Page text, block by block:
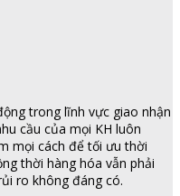
trong lĩnh vực giao nhận
cầu của mọi KH luôn
mọi cách để tối ưu thời
thời hàng hóa vẫn phải
ro không đáng có.